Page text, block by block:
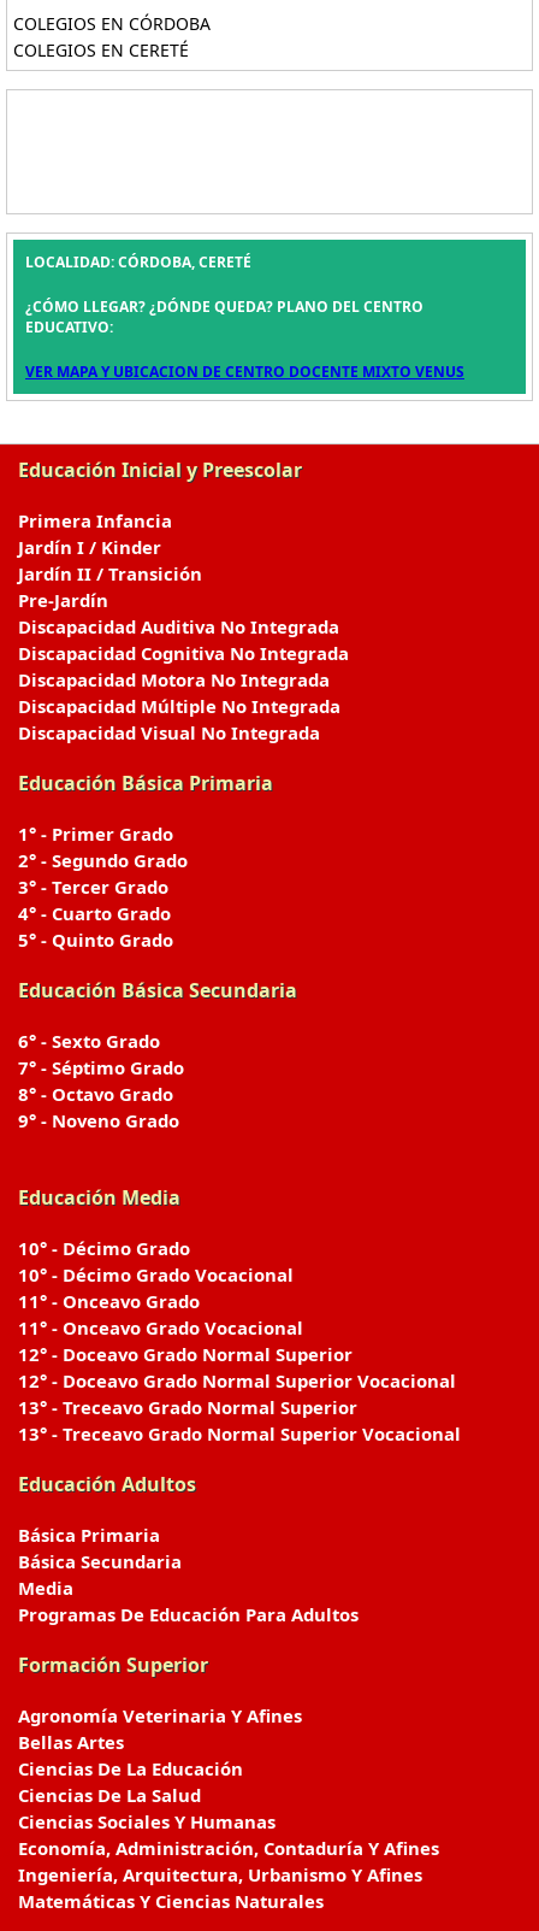
COLEGIOS EN CÓRDOBA
COLEGIOS EN CERETÉ
LOCALIDAD: CÓRDOBA, CERETÉ
¿CÓMO LLEGAR? ¿DÓNDE QUEDA? PLANO DEL CENTRO
EDUCATIVO:
VER MAPA Y UBICACION DE CENTRO DOCENTE MIXTO VENUS
Educación Inicial y Preescolar
Primera Infancia
Jardín I / Kinder
Jardín II / Transición
Pre-Jardín
Discapacidad Auditiva No Integrada
Discapacidad Cognitiva No Integrada
Discapacidad Motora No Integrada
Discapacidad Múltiple No Integrada
Discapacidad Visual No Integrada
Educación Básica Primaria
1° - Primer Grado
2° - Segundo Grado
3° - Tercer Grado
4° - Cuarto Grado
5° - Quinto Grado
Educación Básica Secundaria
6° - Sexto Grado
7° - Séptimo Grado
8° - Octavo Grado
9° - Noveno Grado
Educación Media
10° - Décimo Grado
10° - Décimo Grado Vocacional
11° - Onceavo Grado
11° - Onceavo Grado Vocacional
12° - Doceavo Grado Normal Superior
12° - Doceavo Grado Normal Superior Vocacional
13° - Treceavo Grado Normal Superior
13° - Treceavo Grado Normal Superior Vocacional
Educación Adultos
Básica Primaria
Básica Secundaria
Media
Programas De Educación Para Adultos
Formación Superior
Agronomía Veterinaria Y Afines
Bellas Artes
Ciencias De La Educación
Ciencias De La Salud
Ciencias Sociales Y Humanas
Economía, Administración, Contaduría Y Afines
Ingeniería, Arquitectura, Urbanismo Y Afines
Matemáticas Y Ciencias Naturales